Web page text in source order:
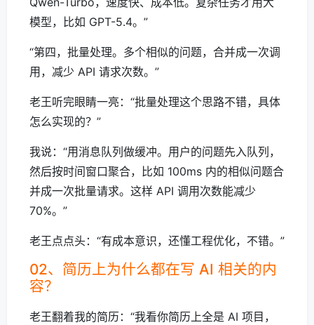
模型，比如 GPT-5.4。”
“第四，批量处理。多个相似的问题，合并成一次调
用，减少 API 请求次数。”
老王听完眼睛一亮：“批量处理这个思路不错，具体
怎么实现的？”
我说：“用消息队列做缓冲。用户的问题先入队列，
然后按时间窗口聚合，比如 100ms 内的相似问题合
并成一次批量请求。这样 API 调用次数能减少
70%。”
老王点点头：“有成本意识，还懂工程优化，不错。”
02、简历上为什么都在写 AI 相关的内
容？
老王翻着我的简历：“我看你简历上全是 AI 项目，